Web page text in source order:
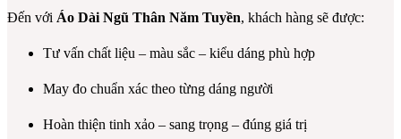
Đến với Áo Dài Ngũ Thân Năm Tuyền, khách hàng sẽ được:
Tư vấn chất liệu – màu sắc – kiểu dáng phù hợp
May đo chuẩn xác theo từng dáng người
Hoàn thiện tinh xảo – sang trọng – đúng giá trị